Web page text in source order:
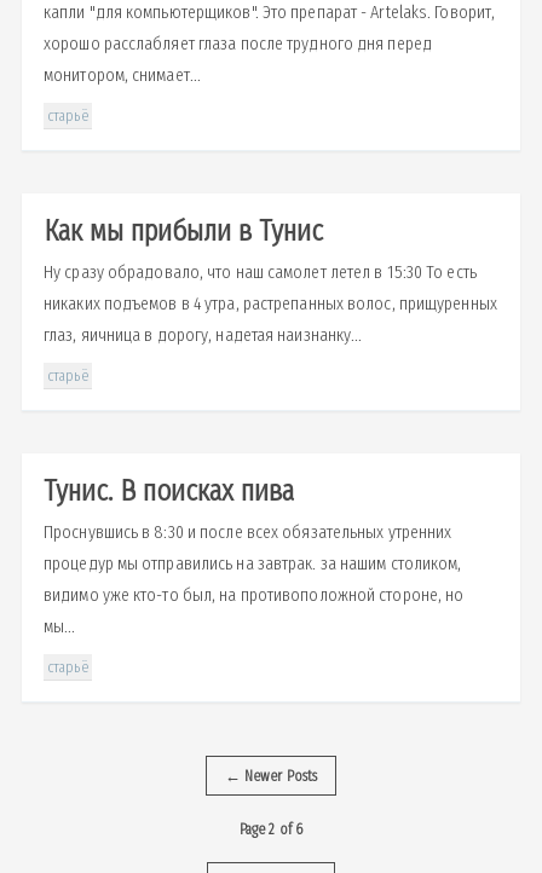
капли "для компьютерщиков". Это препарат - Artelaks. Говорит,
хорошо расслабляет глаза после трудного дня перед
монитором, снимает...
старьё
Как мы прибыли в Тунис
Ну сразу обрадовало, что наш самолет летел в 15:30 То есть
никаких подъемов в 4 утра, растрепанных волос, прищуренных
глаз, яичница в дорогу, надетая наизнанку...
старьё
Тунис. В поисках пива
Проснувшись в 8:30 и после всех обязательных утренних
процедур мы отправились на завтрак. за нашим столиком,
видимо уже кто-то был, на противоположной стороне, но
мы...
старьё
← Newer Posts
Page 2 of 6